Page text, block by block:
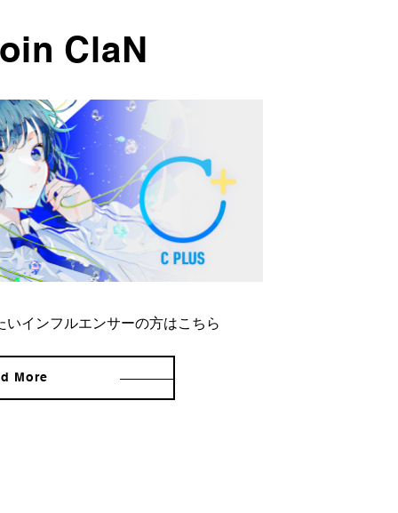
ClaN
いインフルエンサーの方はこちら
More